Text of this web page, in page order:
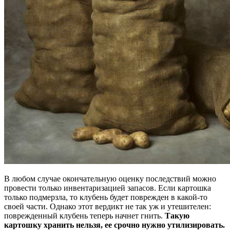
В любом случае окончательную оценку последствий можно
провести только инвентаризацией запасов. Если картошка
только подмерзла, то клубень будет поврежден в какой-то
своей части. Однако этот вердикт не так уж и утешителен:
поврежденный клубень теперь начнет гнить. Такую
картошку хранить нельзя, ее срочно нужно утилизировать.